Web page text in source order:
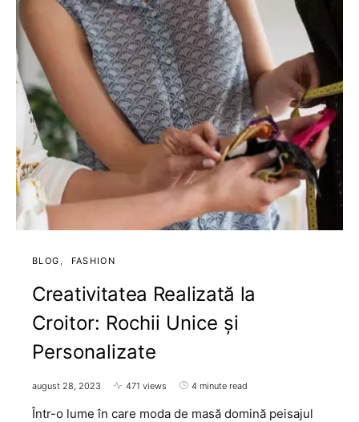
BLOG FASHION
Creativitatea Realizată la
Croitor: Rochii Unice și
Personalizate
august 28, 2023 471 views 4 minute read
Într-o lume în care moda de masă domină peisajul